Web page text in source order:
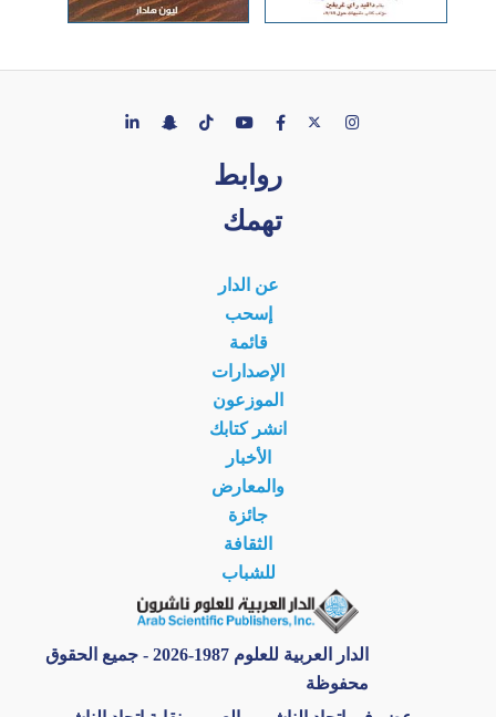
روابط
تهمك
عن الدار
إسحب
قائمة
الإصدارات
الموزعون
انشر كتابك
الأخبار
والمعارض
جائزة
الثقافة
للشباب
الدار العربية للعلوم 1987-2026 - جميع الحقوق
محفوظة